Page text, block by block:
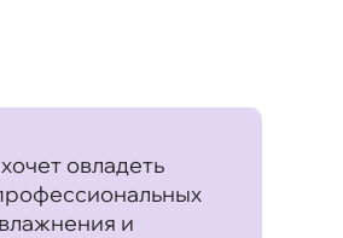
овладеть
и